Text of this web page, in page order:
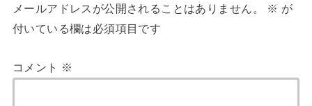
メールアドレスが公開されることはありません。 ※ が
付いている欄は必須項目です
コメント ※